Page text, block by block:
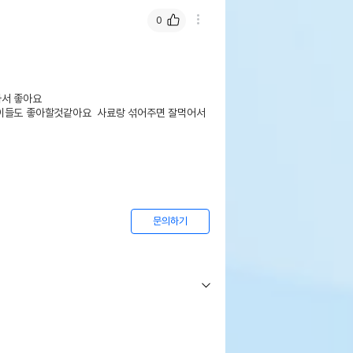
좋아요
도 좋아할것같아요  사료랑 섞어주면 잘먹어서
0
문의하기